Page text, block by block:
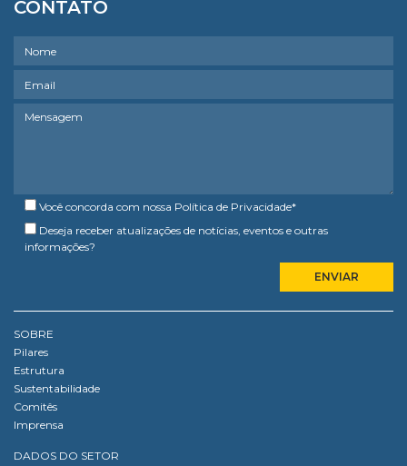
CONTATO
Você concorda com nossa Política de Privacidade*
Deseja receber atualizações de notícias, eventos e outras
informações?
SOBRE
Pilares
Estrutura
Sustentabilidade
Comitês
Imprensa
DADOS DO SETOR